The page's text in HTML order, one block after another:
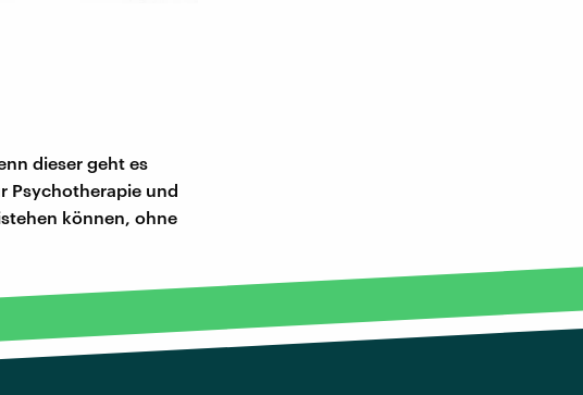
dieser geht es
Psychotherapie und
können, ohne